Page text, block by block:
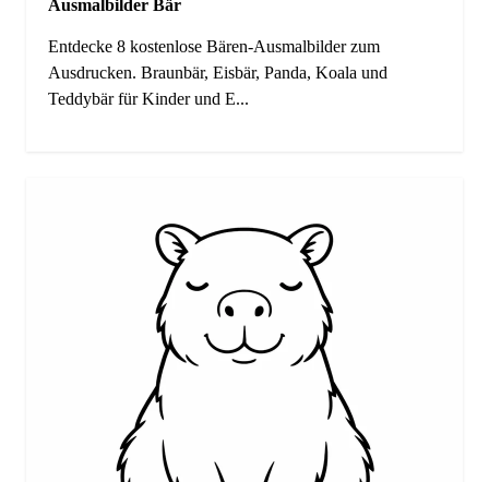
Ausmalbilder Bär
Entdecke 8 kostenlose Bären-Ausmalbilder zum
Ausdrucken. Braunbär, Eisbär, Panda, Koala und
Teddybär für Kinder und E...